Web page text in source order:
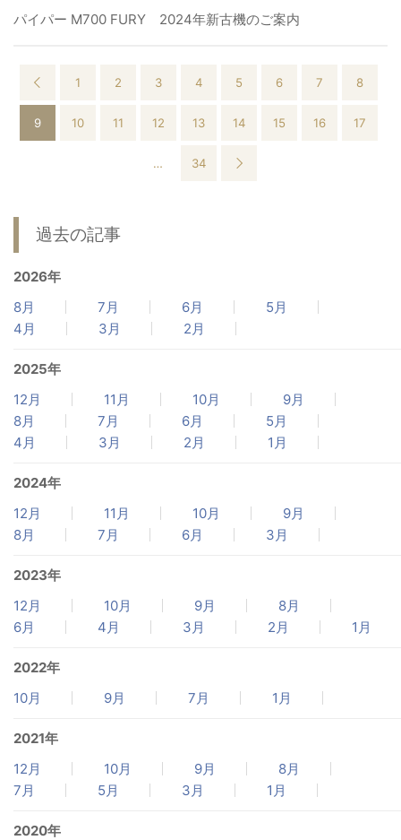
パイパー M700 FURY 2024年新古機のご案内
1 2 3 4 5 6 7 8
9 10 11 12 13 14 15 16 17
… 34
過去の記事
2026年
8月
7月 6月
5月
4月
3月 2月
2025年
12月
11月 10月
9月
8月
7月 6月
5月
4月
3月 2月 1月
2024年
12月
11月 10月
9月
8月
7月 6月 3月
2023年
12月
10月 9月
8月
6月
4月 3月 2月 1月
2022年
10月
9月 7月 1月
2021年
12月
10月 9月
8月
7月
5月 3月 1月
2020年